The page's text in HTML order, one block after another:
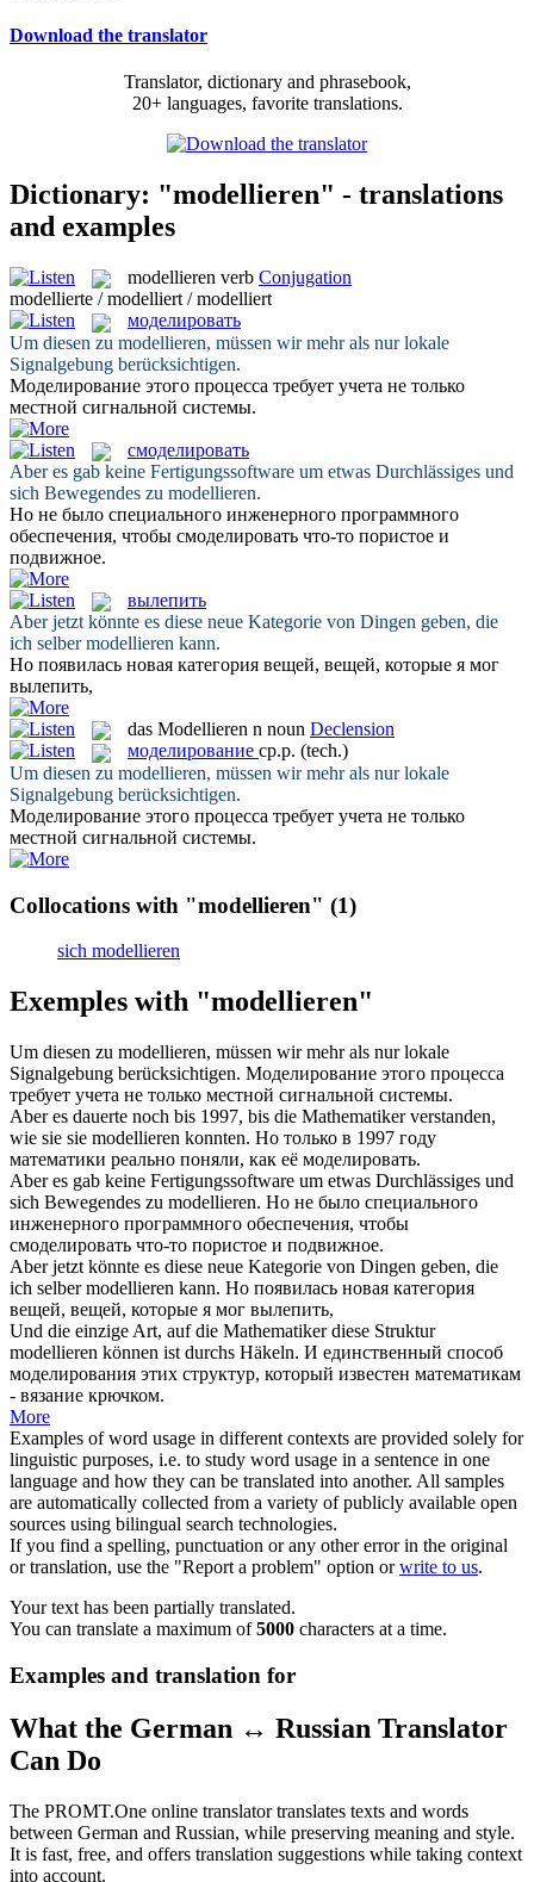
Download the translator
Translator, dictionary and phrasebook,
20+ languages, favorite translations.
Dictionary: "modellieren" - translations
and examples
modellieren verb Conjugation
modellierte / modelliert / modelliert
моделировать
Um diesen zu modellieren, müssen wir mehr als nur lokale
Signalgebung berücksichtigen.
Моделирование этого процесса требует учета не только
местной сигнальной системы.
смоделировать
Aber es gab keine Fertigungssoftware um etwas Durchlässiges und
sich Bewegendes zu modellieren.
Но не было специального инженерного программного
обеспечения, чтобы смоделировать что-то пористое и
подвижное.
вылепить
Aber jetzt könnte es diese neue Kategorie von Dingen geben, die
ich selbermodellieren kann.
Но появилась новая категория вещей, вещей, которые я мог
вылепить,
das Modellieren n noun Declension
моделирование ср.р. (tech.)
Um diesen zu modellieren, müssen wir mehr als nur lokale
Signalgebung berücksichtigen.
Моделирование этого процесса требует учета не только
местной сигнальной системы.
Collocations with "modellieren" (1)
sich modellieren
Exemples with "modellieren"
Um diesen zu modellieren, müssen wir mehr als nur lokale
Signalgebung berücksichtigen. Моделирование этого процесса
требует учета не только местной сигнальной системы.
Aber es dauerte noch bis 1997, bis die Mathematiker verstanden,
wie sie sie modellieren konnten. Но только в 1997 году
математики реально поняли, как её моделировать.
Aber es gab keine Fertigungssoftware um etwas Durchlässiges und
sich Bewegendes zu modellieren. Но не было специального
инженерного программного обеспечения, чтобы
смоделировать что-то пористое и подвижное.
Aber jetzt könnte es diese neue Kategorie von Dingen geben, die
ich selbermodellieren kann. Но появилась новая категория
вещей, вещей, которые я мог вылепить,
Und die einzige Art, auf die Mathematiker diese Struktur
modellieren können ist durchs Häkeln. И единственный способ
моделирования этих структур, который известен математикам
- вязание крючком.
More
Examples of word usage in different contexts are provided solely for
linguistic purposes, i.e. to study word usage in a sentence in one
language and how they can be translated into another. All samples
are automatically collected from a variety of publicly available open
sources using bilingual search technologies.
If you find a spelling, punctuation or any other error in the original
or translation, use the "Report a problem" option orwrite to us.
Your text has been partially translated.
You can translate a maximum of5000 characters at a time.
Examples and translation for
What the German ↔ Russian Translator
Can Do
The PROMT.One online translator translates texts and words
between German and Russian, while preserving meaning and style.
It is fast, free, and offers translation suggestions while taking context
into account.